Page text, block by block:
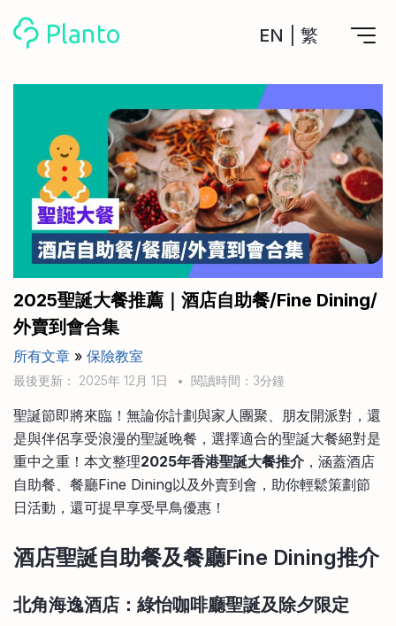
EN 繁
計劃買樓
計劃買樓第一步
全功能記賬
管理及分析所有戶口
管理MPF戶口
一次過管理所有強積金戶口
申請清卡數/私人貸款
CreFIT x Planto推廣優惠
工具
私人貸款
年利率/APR/年息比較
投資戶口 (美股)
比較最抵美股投資戶口
投資戶口 (港股)
比較最抵港股投資戶口
投資加密貨幣
比較最抵Crypto交易所
月供股票計劃
比較最抵月供計劃戶口
比較定存利率
信用卡
比較各種最優惠信用卡
關於我們
Academy
Marketplace
其他網站
手機App與理財資訊
商業解決方案
2025聖誕大餐推薦｜酒店自助餐/Fine Dining/
外賣到會合集
所有文章 » 保險教室
最後更新： 2025年 12月 1日 • 閱讀時間：3分鐘
聖誕節即將來臨！無論你計劃與家人團聚、朋友開派對，還
是與伴侶享受浪漫的聖誕晚餐，選擇適合的聖誕大餐絕對是
重中之重！本文整理2025年香港聖誕大餐推介，涵蓋酒店
自助餐、餐廳Fine Dining以及外賣到會，助你輕鬆策劃節
日活動，還可提早享受早鳥優惠！
酒店聖誕自助餐及餐廳Fine Dining推介
北角海逸酒店：綠怡咖啡廳聖誕及除夕限定